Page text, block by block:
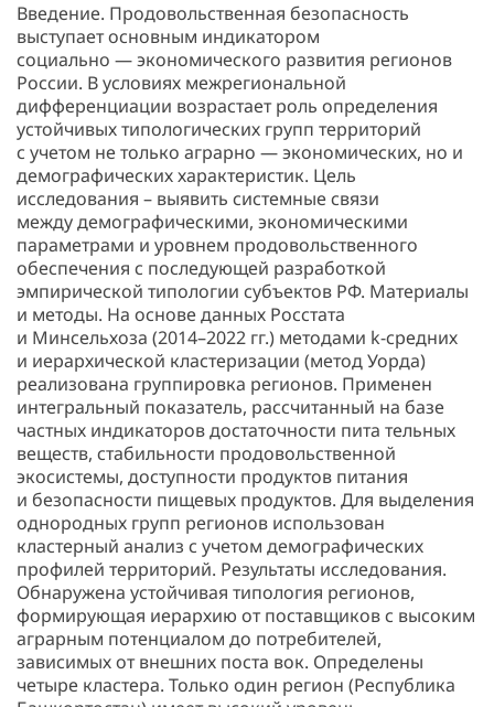
Введение. Продовольственная безопасность
выступает основным индикатором
социально — экономического развития регионов
России. В условиях межрегиональной
дифференциации возрастает роль определения
устойчивых типологических групп территорий
с учетом не только аграрно — экономических, но и
демографических характеристик. Цель
исследования – выявить системные связи
между демографическими, экономическими
параметрами и уровнем продовольственного
обеспечения с последующей разработкой
эмпирической типологии субъектов РФ. Материалы
и методы. На основе данных Росстата
и Минсельхоза (2014–2022 гг.) методами k-средних
и иерархической кластеризации (метод Уорда)
реализована группировка регионов. Применен
интегральный показатель, рассчитанный на базе
частных индикаторов достаточности пита тельных
веществ, стабильности продовольственной
экосистемы, доступности продуктов питания
и безопасности пищевых продуктов. Для выделения
однородных групп регионов использован
кластерный анализ с учетом демографических
профилей территорий. Результаты исследования.
Обнаружена устойчивая типология регионов,
формирующая иерархию от поставщиков с высоким
аграрным потенциалом до потребителей,
зависимых от внешних поста вок. Определены
четыре кластера. Только один регион (Республика